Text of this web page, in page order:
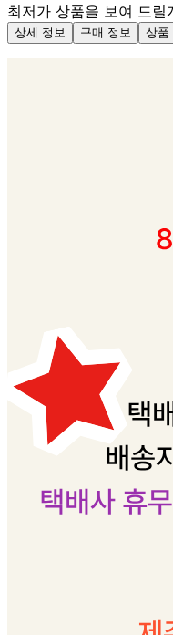
최저가 상품을 보여 드릴
상세 정보 구매 정보 상품